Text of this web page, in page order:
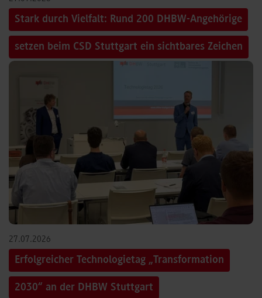
Stark durch Vielfalt: Rund 200 DHBW-Angehörige
setzen beim CSD Stuttgart ein sichtbares Zeichen
27.07.2026
Erfolgreicher Technologietag „Transformation
2030“ an der DHBW Stuttgart